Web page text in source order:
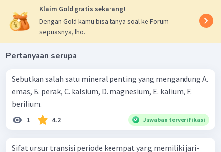
Klaim Gold gratis sekarang!
Dengan Gold kamu bisa tanya soal ke Forum
sepuasnya, lho.
Pertanyaan serupa
Sebutkan salah satu mineral penting yang mengandung A.
emas, B. perak, C. kalsium, D. magnesium, E. kalium, F.
berilium.
1 4.2 Jawaban terverifikasi
Sifat unsur transisi periode keempat yang memiliki jari-